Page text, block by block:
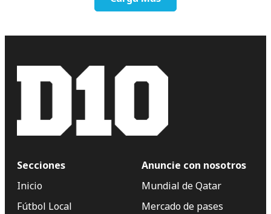
Secciones
Inicio
Fútbol Local
Anuncie con nosotros
Mundial de Qatar
Mercado de pases